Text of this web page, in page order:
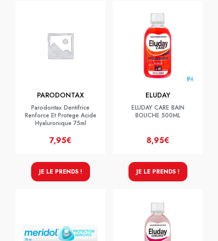
PARODONTAX
Parodontax Dentifrice
Renforce Et Protege Acide
Hyaluronique 75ml
7,95€
JE LE PRENDS !
ELUDAY
ELUDAY CARE BAIN
BOUCHE 500ML
8,95€
JE LE PRENDS !